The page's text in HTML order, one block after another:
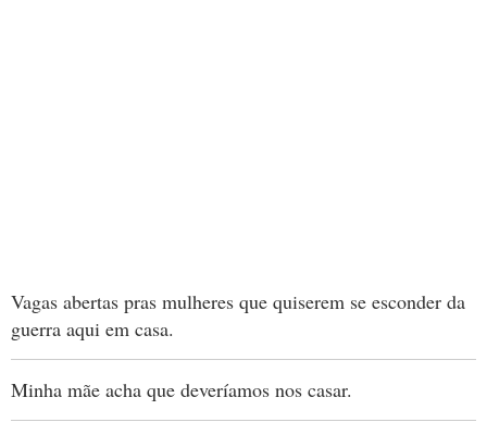
Vagas abertas pras mulheres que quiserem se esconder da
guerra aqui em casa.
Minha mãe acha que deveríamos nos casar.